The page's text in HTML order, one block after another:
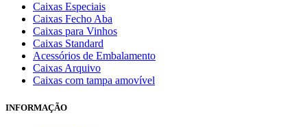
Caixas Especiais
Caixas Fecho Aba
Caixas para Vinhos
Caixas Standard
Acessórios de Embalamento
Caixas Arquivo
Caixas com tampa amovível
INFORMAÇÃO